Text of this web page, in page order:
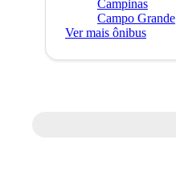
Campinas
Campo Grande
Ver mais ônibus